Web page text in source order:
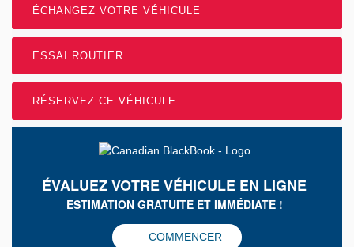
ÉCHANGEZ VOTRE VÉHICULE
ESSAI ROUTIER
RÉSERVEZ CE VÉHICULE
ÉVALUEZ VOTRE VÉHICULE EN LIGNE
ESTIMATION GRATUITE ET IMMÉDIATE !
COMMENCER